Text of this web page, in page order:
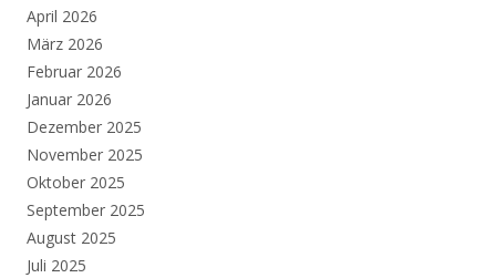
April 2026
März 2026
Februar 2026
Januar 2026
Dezember 2025
November 2025
Oktober 2025
September 2025
August 2025
Juli 2025